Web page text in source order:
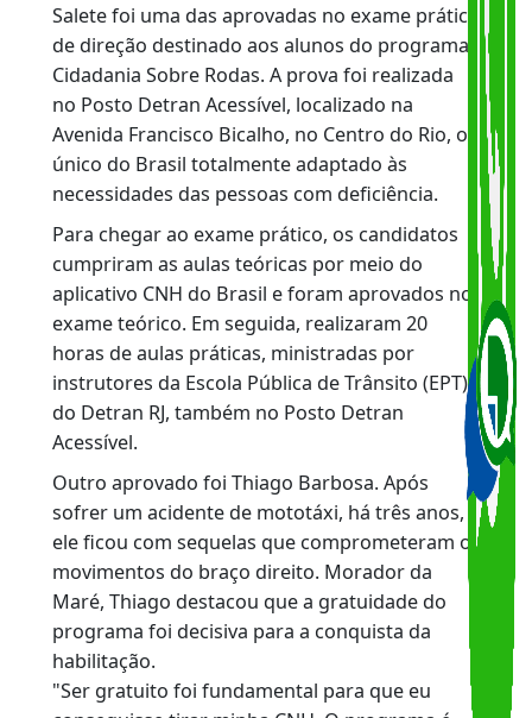
"Vocês não imaginam o quanto estou feliz.
Estou realizando um sonho. Agora espero ser
mais independente e ter mais autonomia para
fazer minhas coisas. Achei o programa
maravilhoso. Os instrutores são excelentes e
muito atenciosos. Parabéns ao Detran pela
iniciativa. Se não fosse gratuito, eu não teria
condições de tirar minha CNH", destacou a
aposentada.
Salete foi uma das aprovadas no exame prático
de direção destinado aos alunos do programa
Cidadania Sobre Rodas. A prova foi realizada
no Posto Detran Acessível, localizado na
Avenida Francisco Bicalho, no Centro do Rio, o
único do Brasil totalmente adaptado às
necessidades das pessoas com deficiência.
Para chegar ao exame prático, os candidatos
cumpriram as aulas teóricas por meio do
aplicativo CNH do Brasil e foram aprovados no
exame teórico. Em seguida, realizaram 20
horas de aulas práticas, ministradas por